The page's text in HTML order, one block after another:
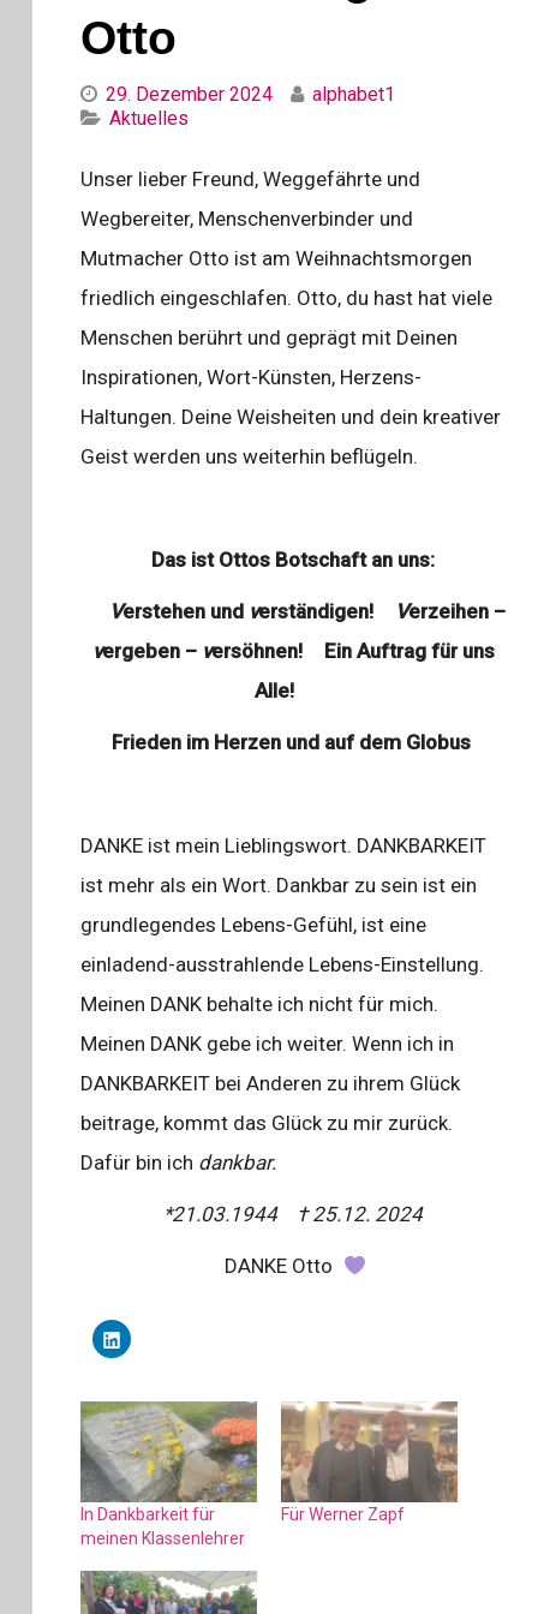
Otto
29. Dezember 2024
alphabet1
Categories
Aktuelles
Unser lieber Freund, Weggefährte und
Wegbereiter, Menschenverbinder und
Mutmacher Otto ist am Weihnachtsmorgen
friedlich eingeschlafen. Otto, du hast hat viele
Menschen berührt und geprägt mit Deinen
Inspirationen, Wort-Künsten, Herzens-
Haltungen. Deine Weisheiten und dein kreativer
Geist werden uns weiterhin beflügeln.
Das ist Ottos Botschaft an uns:
Verstehen und verständigen! Verzeihen –
vergeben – versöhnen!
Ein Auftrag für uns
Alle!
Frieden im Herzen und auf dem Globus
DANKE ist mein Lieblingswort. DANKBARKEIT
ist mehr als ein Wort. Dankbar zu sein ist ein
grundlegendes Lebens-Gefühl, ist eine
einladend-ausstrahlende Lebens-Einstellung.
Meinen DANK behalte ich nicht für mich.
Meinen DANK gebe ich weiter. Wenn ich in
DANKBARKEIT bei Anderen zu ihrem Glück
beitrage, kommt das Glück zu mir zurück.
Dafür bin ich dankbar.
*21.03.1944 † 25.12. 2024
DANKE Otto
K
l
,
u
m
a
u
f
L
i
n
k
e
I
n
z
In Dankbarkeit für
meinen Klassenlehrer
Für Werner Zapf